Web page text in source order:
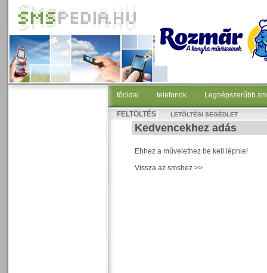
főoldal telefonok Legnépszerűbb
FELTÖLTÉS LETÖLTÉSI SEGÉDLET
Kedvencekhez adás
Ehhez a művelethez be kell lépnie!
Vissza az smshez >>